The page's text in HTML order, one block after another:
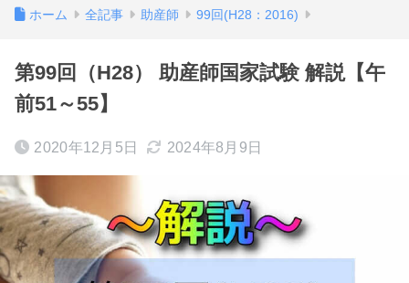
ホーム 全記事 助産師 99回(H28：2016)
第99回（H28） 助産師国家試験 解説【午
前51～55】
2020年12月5日 2024年8月9日